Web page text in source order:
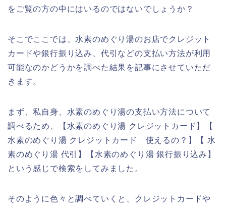
をご覧の方の中にはいるのではないでしょうか？
そこでここでは、水素のめぐり湯のお店でクレジット
カードや銀行振り込み、代引などの支払い方法が利用
可能なのかどうかを調べた結果を記事にさせていただ
きます。
まず、私自身、水素のめぐり湯の支払い方法について
調べるため、【水素のめぐり湯 クレジットカード】【
水素のめぐり湯 クレジットカード 使えるの？】【 水
素のめぐり湯 代引】【水素のめぐり湯 銀行振り込み】
という感じで検索をしてみました。
そのように色々と調べていくと、クレジットカードや